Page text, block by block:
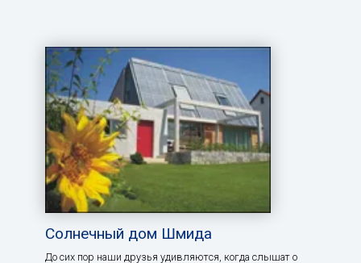
Солнечный дом Шмида
До сих пор наши друзья удивляются, когда слышат о